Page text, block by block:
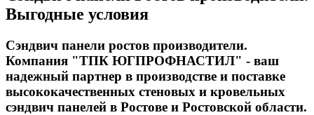
Выгодные условия
Сэндвич панели ростов производители.
Компания "ТПК ЮГПРОФНАСТИЛ" - ваш
надежный партнер в производстве и поставке
высококачественных стеновых и кровельных
сэндвич панелей в Ростове и Ростовской области.